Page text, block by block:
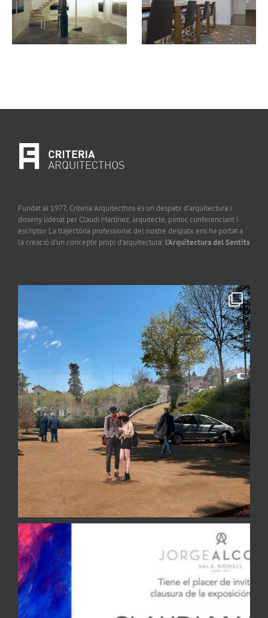
centre de estètica
l’Eixample
Fundat al 1977, Criteria Arquitecthos és un despatx d’arquitectura i
disseny liderat per Claudi Martínez, arquitecte, pintor, conferenciant i
escriptor. La trajectòria professional del nostre despatx ens ha portat a
la creació d’un concepte propi d’arquitectura: l’Arquitectura del Sentits